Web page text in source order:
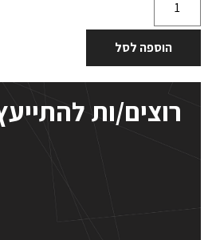
הוספה לסל
רוצים/ות